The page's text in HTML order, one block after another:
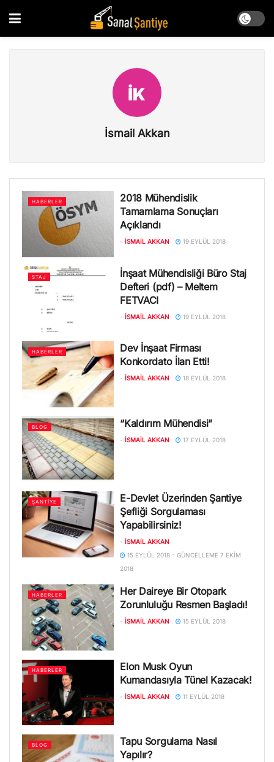
İsmail Akkan
HABERLER
2018 Mühendislik
Tamamlama Sonuçları
Açıklandı
- İSMAIL AKKAN 19 EYLÜL 2018
STAJ
İnşaat Mühendisliği Büro Staj
Defteri (pdf) – Meltem
FETVACI
- İSMAIL AKKAN 19 EYLÜL 2018
HABERLER
Dev İnşaat Firması
Konkordato İlan Etti!
- İSMAIL AKKAN 18 EYLÜL 2018
BLOG “Kaldırım Mühendisi”
- İSMAIL AKKAN 17 EYLÜL 2018
ŞANTIYE
E-Devlet Üzerinden Şantiye
Şefliği Sorgulaması
Yapabilirsiniz!
- İSMAIL AKKAN
15 EYLÜL 2018 - GÜNCELLEME 7 EKIM
2018
HABERLER
Her Daireye Bir Otopark
Zorunluluğu Resmen Başladı!
- İSMAIL AKKAN 15 EYLÜL 2018
HABERLER
Elon Musk Oyun
Kumandasıyla Tünel Kazacak!
- İSMAIL AKKAN 11 EYLÜL 2018
BLOG
Tapu Sorgulama Nasıl
Yapılır?